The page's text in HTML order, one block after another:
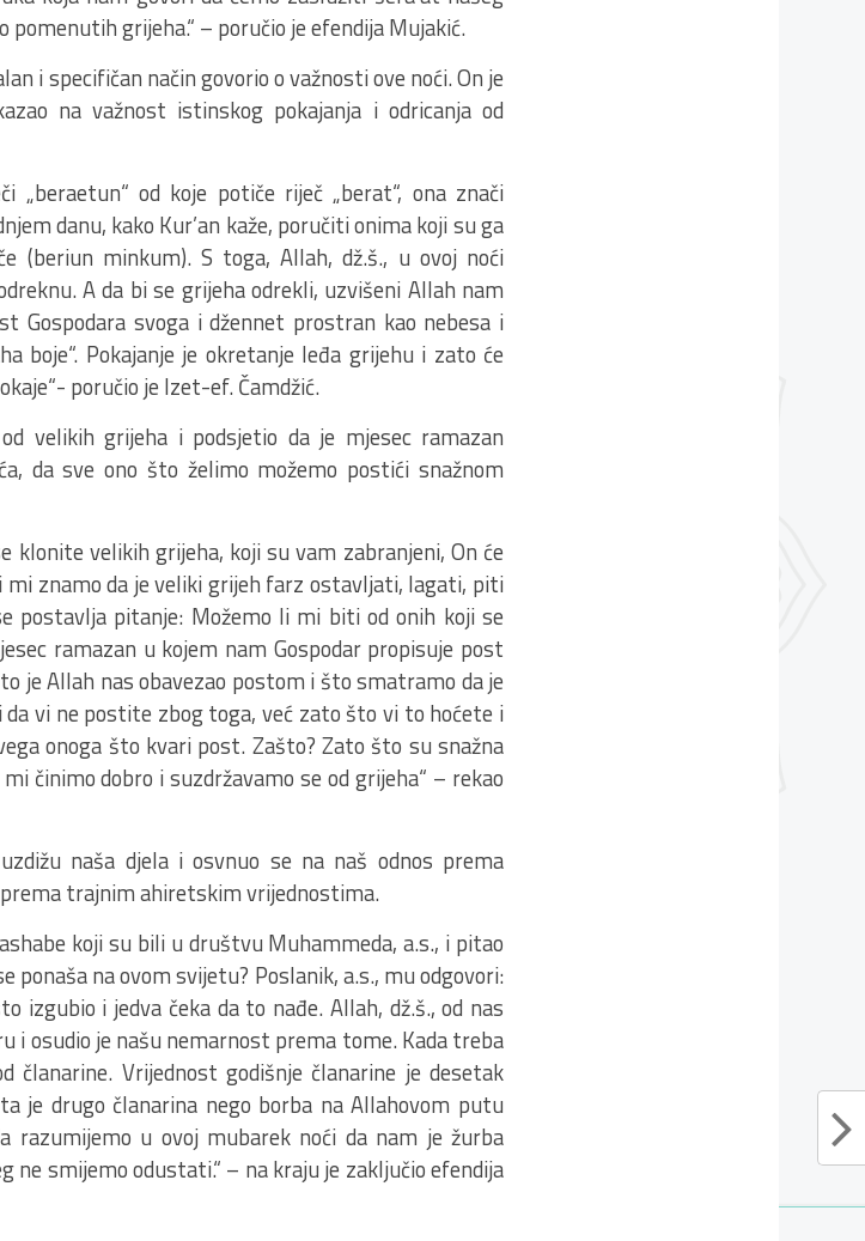
pomenutih grijeha.“ – poručio je efendija Mujakić.
i specifičan način govorio o važnosti ove noći. On je
na važnost istinskog pokajanja i odricanja od
„beraetun“ od koje potiče riječ „berat“, ona znači
danu, kako Kur’an kaže, poručiti onima koji su ga
(beriun minkum). S toga, Allah, dž.š., u ovoj noći
A da bi se grijeha odrekli, uzvišeni Allah nam
Gospodara svoga i džennet prostran kao nebesa i
boje“. Pokajanje je okretanje leđa grijehu i zato će
poručio je Izet-ef. Čamdžić.
velikih grijeha i podsjetio da je mjesec ramazan
da sve ono što želimo možemo postići snažnom
klonite velikih grijeha, koji su vam zabranjeni, On će
mi znamo da je veliki grijeh farz ostavljati, lagati, piti
postavlja pitanje: Možemo li mi biti od onih koji se
ramazan u kojem nam Gospodar propisuje post
je Allah nas obavezao postom i što smatramo da je
vi ne postite zbog toga, već zato što vi to hoćete i
onoga što kvari post. Zašto? Zato što su snažna
činimo dobro i suzdržavamo se od grijeha“ – rekao
naša djela i osvnuo se na naš odnos prema
trajnim ahiretskim vrijednostima.
koji su bili u društvu Muhammeda, a.s., i pitao
ponaša na ovom svijetu? Poslanik, a.s., mu odgovori:
izgubio i jedva čeka da to nađe. Allah, dž.š., od nas
i osudio je našu nemarnost prema tome. Kada treba
Vrijednost godišnje članarine je desetak
je drugo članarina nego borba na Allahovom putu
razumijemo u ovoj mubarek noći da nam je žurba
ne smijemo odustati.“ – na kraju je zaključio efendija